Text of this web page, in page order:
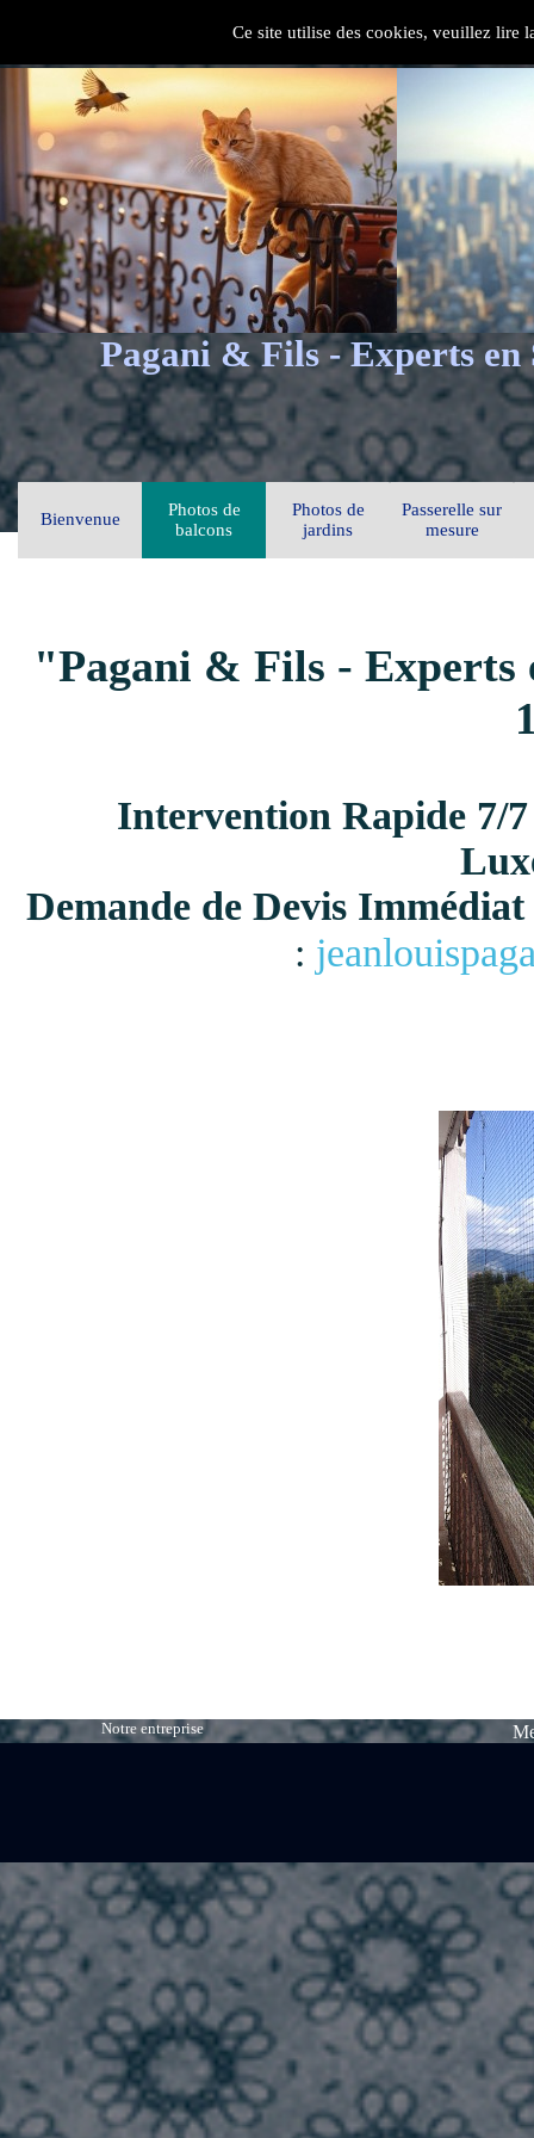
Ce site utilise des cookies, veuillez lire
Pagani & Fils - Experts en
Bienvenue
Photos de
balcons
Photos de
jardins
Passerelle sur
mesure
"Pagani & Fils - Experts
Intervention Rapide 7/
Demande de Devis
:
Notre entreprise